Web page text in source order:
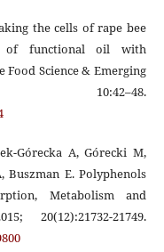
the cells of rape bee
of functional oil with
Science & Emerging
10:42–48.
Górecka A, Górecki M,
Buszman E. Polyphenols
Metabolism and
20(12):21732-21749.